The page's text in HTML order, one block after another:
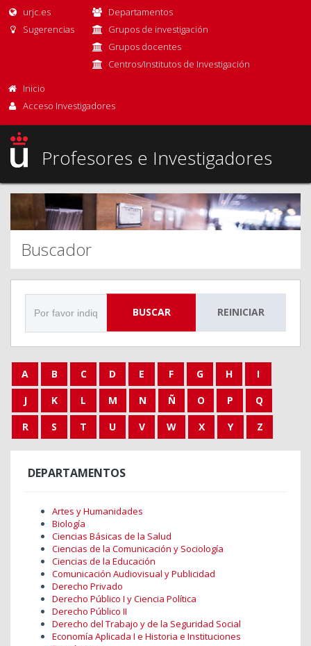
urjc.es
Sugerencias
Departamentos
Grupos de investigación
Grupos docentes
Centros/Institutos de Investigación
Inicio
Acceso Investigadores
Profesores e Investigadores
Buscador
BUSCAR REINICIAR
A B C D E F G H
I
J
K L M N Ñ O P
Q
R
S T U V W X Y Z
DEPARTAMENTOS
Artes y Humanidades
Biología
Ciencias Básicas de la Salud
Ciencias de la Comunicación y Sociología
Ciencias de la Educación
Comunicación Audiovisual y Publicidad
Derecho Privado
Derecho Público I y Ciencia Política
Derecho Público II
Derecho del Trabajo y de la Seguridad Social
Economía Aplicada I e Historia e Instituciones